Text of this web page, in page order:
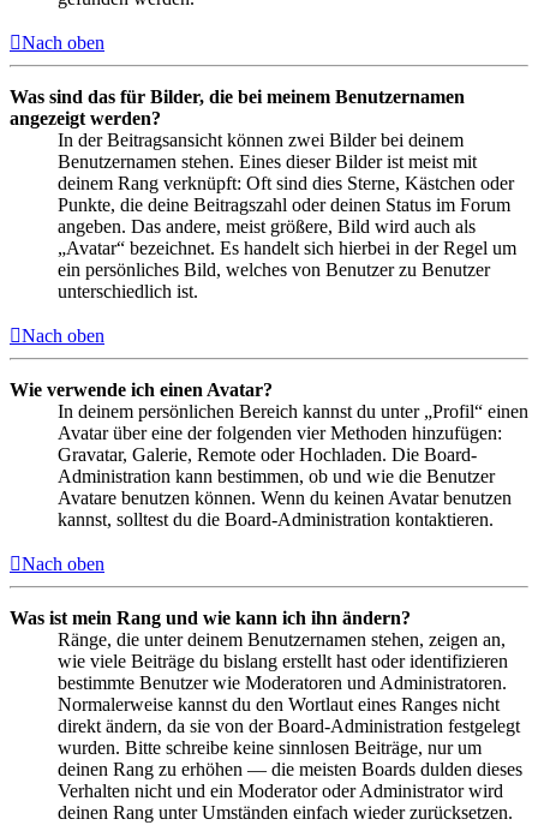
Nach oben
Was sind das für Bilder, die bei meinem Benutzernamen
angezeigt werden?
In der Beitragsansicht können zwei Bilder bei deinem
Benutzernamen stehen. Eines dieser Bilder ist meist mit
deinem Rang verknüpft: Oft sind dies Sterne, Kästchen oder
Punkte, die deine Beitragszahl oder deinen Status im Forum
angeben. Das andere, meist größere, Bild wird auch als
„Avatar“ bezeichnet. Es handelt sich hierbei in der Regel um
ein persönliches Bild, welches von Benutzer zu Benutzer
unterschiedlich ist.
Nach oben
Wie verwende ich einen Avatar?
In deinem persönlichen Bereich kannst du unter „Profil“ einen
Avatar über eine der folgenden vier Methoden hinzufügen:
Gravatar, Galerie, Remote oder Hochladen. Die Board-
Administration kann bestimmen, ob und wie die Benutzer
Avatare benutzen können. Wenn du keinen Avatar benutzen
kannst, solltest du die Board-Administration kontaktieren.
Nach oben
Was ist mein Rang und wie kann ich ihn ändern?
Ränge, die unter deinem Benutzernamen stehen, zeigen an,
wie viele Beiträge du bislang erstellt hast oder identifizieren
bestimmte Benutzer wie Moderatoren und Administratoren.
Normalerweise kannst du den Wortlaut eines Ranges nicht
direkt ändern, da sie von der Board-Administration festgelegt
wurden. Bitte schreibe keine sinnlosen Beiträge, nur um
deinen Rang zu erhöhen — die meisten Boards dulden dieses
Verhalten nicht und ein Moderator oder Administrator wird
deinen Rang unter Umständen einfach wieder zurücksetzen.